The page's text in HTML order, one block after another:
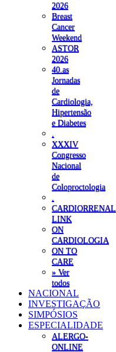
2026
Breast
Cancer
Weekend
ASTOR
2026
40.as
Jornadas
de
Cardiologia,
Hipertensão
e Diabetes
XXXIV
Congresso
Nacional
de
Coloproctologia
CARDIORRENAL
LINK
ON
CARDIOLOGIA
ON TO
CARE
» Ver
todos
NACIONAL
INVESTIGAÇÃO
SIMPÓSIOS
ESPECIALIDADE
ALERGO-
ONLINE